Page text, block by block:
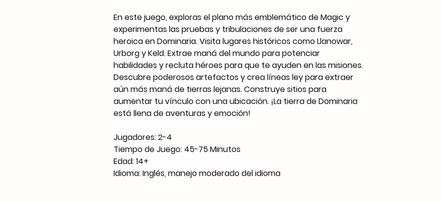
En este juego, exploras el plano más emblemático de Magic y
experimentas las pruebas y tribulaciones de ser una fuerza
heroica en Dominaria. Visita lugares históricos como Llanowar,
Urborg y Keld. Extrae maná del mundo para potenciar
habilidades y recluta héroes para que te ayuden en las misiones.
Descubre poderosos artefactos y crea líneas ley para extraer
aún más maná de tierras lejanas. Construye sitios para
aumentar tu vínculo con una ubicación. ¡La tierra de Dominaria
está llena de aventuras y emoción!
Jugadores: 2-4
Tiempo de Juego: 45-75 Minutos
Edad: 14+
Idioma: Inglés, manejo moderado del idioma